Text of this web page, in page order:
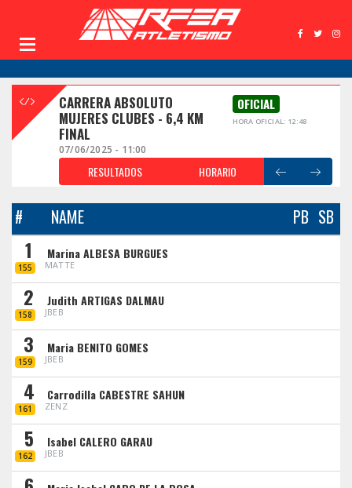
CARRERA ABSOLUTO
MUJERES CLUBES - 6,4 KM
FINAL
OFICIAL
HORA OFICIAL: 12:48
07/06/2025 - 11:00
RESULTADOS HORARIO
# NAME PB SB
1
155
Marina ALBESA BURGUES
MATTE
2
158
Judith ARTIGAS DALMAU
JBEB
3
159
Maria BENITO GOMES
JBEB
4
161
Carrodilla CABESTRE SAHUN
ZENZ
5
162
Isabel CALERO GARAU
JBEB